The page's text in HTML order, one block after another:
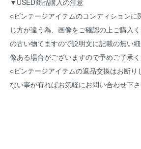
▼USED商品購入の注意
○ビンテージアイテムのコンディションに
じ方が違う為、画像をご確認の上ご購入
の古い物てますので説明文に記載の無い
像ある場合がございますので予めご了承く
○ビンテージアイテムの返品交換はお断り
ない事が有ればお気軽にお問い合わせ下さ